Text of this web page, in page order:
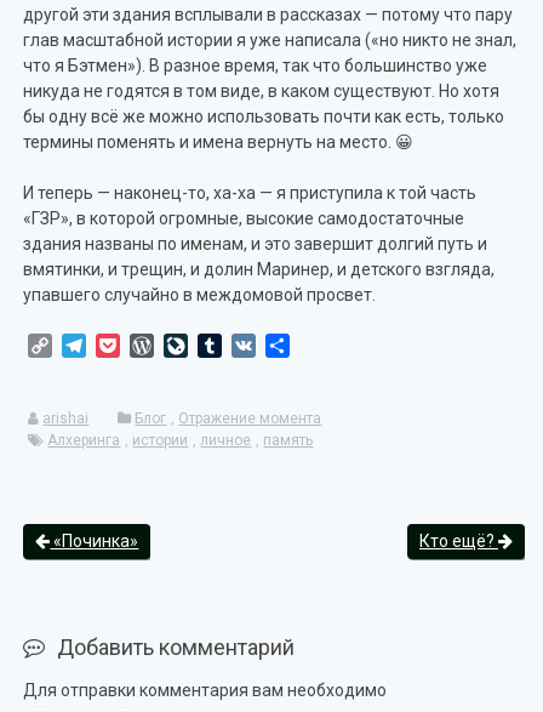
другой эти здания всплывали в рассказах — потому что пару
глав масштабной истории я уже написала («но никто не знал,
что я Бэтмен»). В разное время, так что большинство уже
никуда не годятся в том виде, в каком существуют. Но хотя
бы одну всё же можно использовать почти как есть, только
термины поменять и имена вернуть на место. 😀
И теперь — наконец-то, ха-ха — я приступила к той часть
«ГЗР», в которой огромные, высокие самодостаточные
здания названы по именам, и это завершит долгий путь и
вмятинки, и трещин, и долин Маринер, и детского взгляда,
упавшего случайно в междомовой просвет.
Copy TelegramPocketWordPress
LiveJournal
Tumblr
VK
arishai Блог , Отражение момента
Алхеринга , истории ,личное , память
«Починка» Кто ещё?
Добавить комментарий
Для отправки комментария вам необходимо